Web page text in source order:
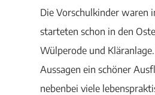
Die Vorschulkinder waren
starteten schon in den
Wülperode und
Aussagen ein schöner
nebenbei viele